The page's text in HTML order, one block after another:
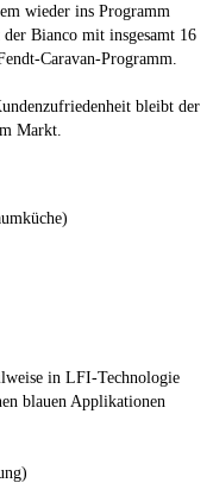
wieder ins Programm
Bianco mit insgesamt 16
Caravan-Programm.
bleibt der
Markt.
in LFI-Technologie
blauen Applikationen